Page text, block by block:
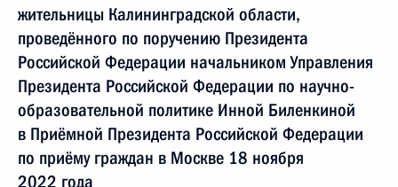
жительницы Калининградской области,
проведённого по поручению Президента
Российской Федерации начальником Управления
Президента Российской Федерации по научно-
образовательной политике Инной Биленкиной
в Приёмной Президента Российской Федерации
по приёму граждан в Москве 18 ноября
2022 года